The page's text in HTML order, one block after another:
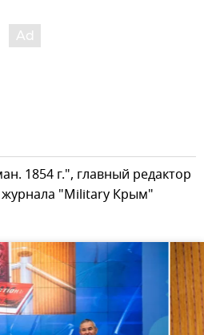
1854 г.", главный редактор
журнала "Military Крым"